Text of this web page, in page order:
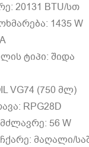
20131 BTU/სთ
1435 W
ტიპი: შიდა
VG74 (750 მლ)
RPG28D
56 W
მაღალი/